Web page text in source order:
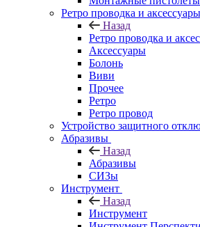
Ретро проводка и аксессуары
Назад
Ретро проводка и
Аксессуары
Болонь
Виви
Прочее
Ретро
Ретро провод
Устройство защитного
Абразивы
Назад
Абразивы
СИЗы
Инструмент
Назад
Инструмент